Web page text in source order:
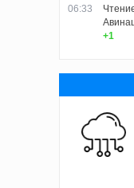
06:33
+1